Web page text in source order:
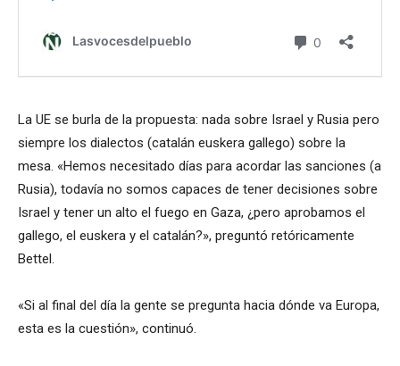
La UE se burla de la propuesta: nada sobre Israel y Rusia pero
siempre los dialectos (catalán euskera gallego) sobre la
mesa. «Hemos necesitado días para acordar las sanciones (a
Rusia), todavía no somos capaces de tener decisiones sobre
Israel y tener un alto el fuego en Gaza, ¿pero aprobamos el
gallego, el euskera y el catalán?», preguntó retóricamente
Bettel.
«Si al final del día la gente se pregunta hacia dónde va Europa,
esta es la cuestión», continuó.